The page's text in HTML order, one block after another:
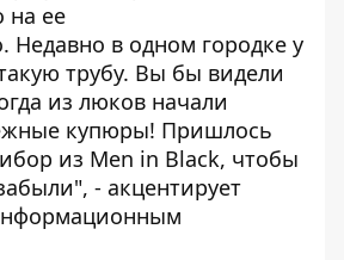
на ее
Недавно в одном городке у
трубу. Вы бы видели
из люков начали
купюры! Пришлось
из Men in Black, чтобы
- акцентирует